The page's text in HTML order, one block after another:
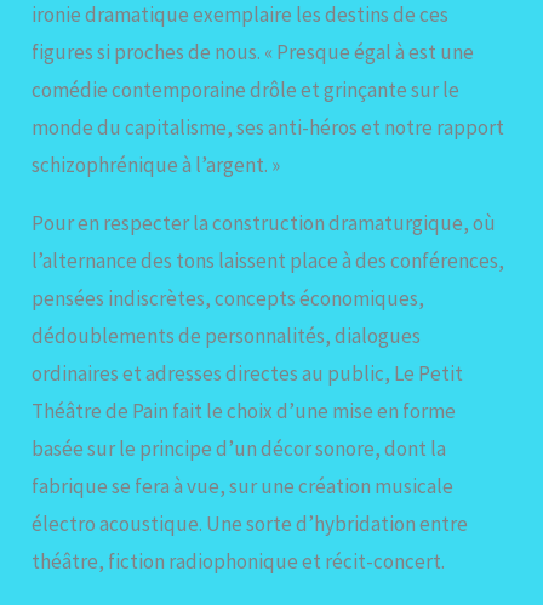
ironie dramatique exemplaire les destins de ces
figures si proches de nous. « Presque égal à est une
comédie contemporaine drôle et grinçante sur le
monde du capitalisme, ses anti-héros et notre rapport
schizophrénique à l’argent. »
Pour en respecter la construction dramaturgique, où
l’alternance des tons laissent place à des conférences,
pensées indiscrètes, concepts économiques,
dédoublements de personnalités, dialogues
ordinaires et adresses directes au public, Le Petit
Théâtre de Pain fait le choix d’une mise en forme
basée sur le principe d’un décor sonore, dont la
fabrique se fera à vue, sur une création musicale
électro acoustique. Une sorte d’hybridation entre
théâtre, fiction radiophonique et récit-concert.